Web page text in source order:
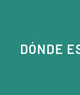
DÓNDE